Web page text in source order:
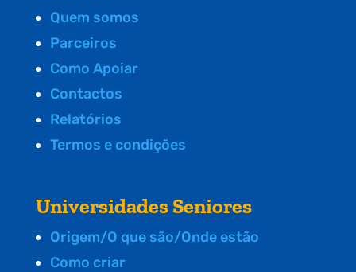
Quem somos
Parceiros
Como Apoiar
Contactos
Relatórios
Termos e condições
Universidades Seniores
Origem/O que são/Onde estão
Como criar